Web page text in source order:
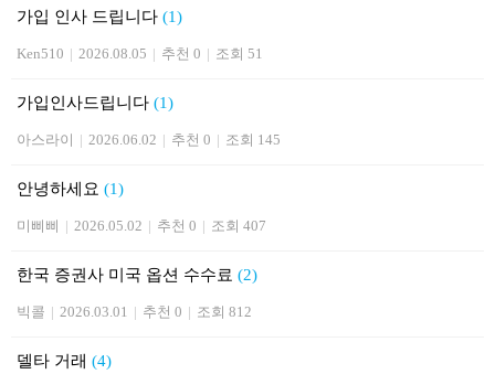
가입 인사 드립니다 (1)
Ken510 | 2026.08.05 | 추천 0 | 조회 51
가입인사드립니다 (1)
아스라이 | 2026.06.02 | 추천 0 | 조회 145
안녕하세요 (1)
미삐삐 | 2026.05.02 | 추천 0 | 조회 407
한국 증권사 미국 옵션 수수료 (2)
빅콜 | 2026.03.01 | 추천 0 | 조회 812
델타 거래 (4)